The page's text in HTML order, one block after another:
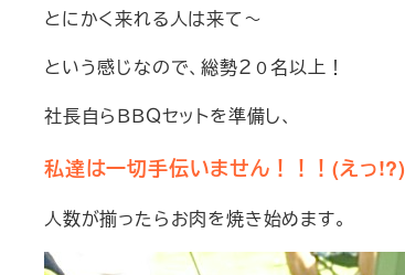
とにかく来れる人は来て～
という感じなので、総勢２０名以上！
社長自らＢＢＱセットを準備し、
私達は一切手伝いません！！！(えっ!?)
人数が揃ったらお肉を焼き始めます。